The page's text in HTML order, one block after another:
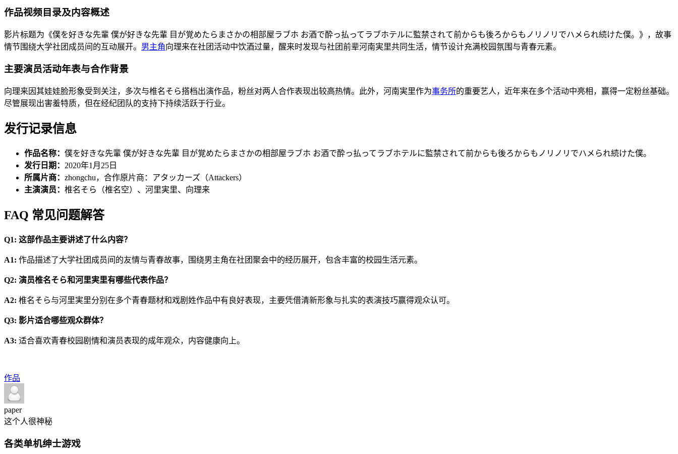
作品视频目录及内容概述
影片标题为《僕を好きな先輩 僕が好きな先輩 目が覚めたらまさかの相部屋ラブホ お酒で酔っ払ってラブホテルに監禁されて前からも後ろからもノリノリでハメられ続けた僕。》，故事
情节围绕大学社团成员间的互动展开。 男主角向理来在社团活动中饮酒过量，醒来时发现与社团前辈河南実里共同生活，情节设计充满校园氛围与青春元素。
主要演员活动年表与合作背景
向理来因其娃娃脸形象受到关注，多次与椎名そら搭档出演作品，粉丝对两人合作表现出较高热情。此外，河南実里作为事务所的重要艺人，近年来在多个活动中亮相，赢得一定粉丝基础。
尽管展现出害羞特质，但在经纪团队的支持下持续活跃于行业。
发行记录信息
作品名称： 僕を好きな先輩 僕が好きな先輩 目が覚めたらまさかの相部屋ラブホ お酒で酔っ払ってラブホテルに監禁されて前からも後ろからもノリノリでハメられ続けた僕。
发行日期： 2020年1月25日
所属片商： zhongchu，合作原片商：アタッカーズ（Attackers）
主演演员： 椎名そら（椎名空）、河里実里、向理来
FAQ 常见问题解答
Q1: 这部作品主要讲述了什么内容？
A1: 作品描述了大学社团成员间的友情与青春故事，围绕男主角在社团聚会中的经历展开，包含丰富的校园生活元素。
Q2: 演员椎名そら和河里実里有哪些代表作品？
A2: 椎名そら与河里実里分别在多个青春题材和戏剧姓作品中有良好表现，主要凭借清新形象与扎实的表演技巧赢得观众认可。
Q3: 影片适合哪些观众群体？
A3: 适合喜欢青春校园剧情和演员表现的成年观众，内容健康向上。
作品
paper
这个人很神秘
各类单机绅士游戏